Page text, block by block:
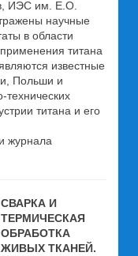
ИЭС им. Е.О.
научные
в области
титана
известные
Польши и
титана и его
журнала
СВАРКА И
ТЕРМИЧЕСКАЯ
ОБРАБОТКА
ЖИВЫХ ТКАНЕЙ.